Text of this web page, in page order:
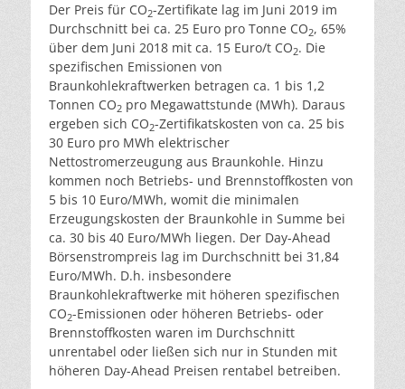
Der Preis für CO2-Zertifikate lag im Juni 2019 im
Durchschnitt bei ca. 25 Euro pro Tonne CO2, 65%
über dem Juni 2018 mit ca. 15 Euro/t CO2. Die
spezifischen Emissionen von
Braunkohlekraftwerken betragen ca. 1 bis 1,2
Tonnen CO2 pro Megawattstunde (MWh). Daraus
ergeben sich CO2-Zertifikatskosten von ca. 25 bis
30 Euro pro MWh elektrischer
Nettostromerzeugung aus Braunkohle. Hinzu
kommen noch Betriebs- und Brennstoffkosten von
5 bis 10 Euro/MWh, womit die minimalen
Erzeugungskosten der Braunkohle in Summe bei
ca. 30 bis 40 Euro/MWh liegen. Der Day-Ahead
Börsenstrompreis lag im Durchschnitt bei 31,84
Euro/MWh. D.h. insbesondere
Braunkohlekraftwerke mit höheren spezifischen
CO2-Emissionen oder höheren Betriebs- oder
Brennstoffkosten waren im Durchschnitt
unrentabel oder ließen sich nur in Stunden mit
höheren Day-Ahead Preisen rentabel betreiben.